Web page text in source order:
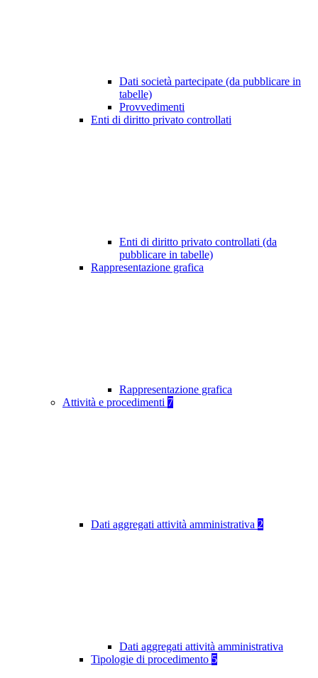
Dati società partecipate (da pubblicare in
tabelle)
Provvedimenti
Enti di diritto privato controllati
Enti di diritto privato controllati (da
pubblicare in tabelle)
Rappresentazione grafica
Rappresentazione grafica
Attività e procedimenti 7
Dati aggregati attività amministrativa 2
Dati aggregati attività amministrativa
Tipologie di procedimento 5